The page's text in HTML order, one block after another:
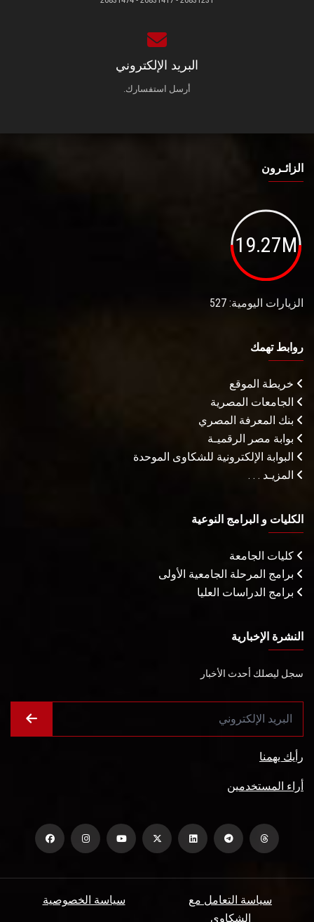
البريد الإلكتروني
أرسل استفسارك.
الزائـرون
19.27M
الزيارات اليومية: 527
روابط تهمك
خريطة الموقع
الجامعات المصرية
بنك المعرفة المصري
بوابة مصر الرقميـة
البوابة الإلكترونية للشكاوى الموحدة
المزيـد . . .
الكليات و البرامج النوعية
كليات الجامعة
برامج المرحلة الجامعية الأولى
برامج الدراسات العليا
النشرة الإخبارية
سجل ليصلك أحدث الأخبار
رأيك يهمنا
أراء المستخدمين
سياسة الخصوصية
سياسة التعامل مع
الشكاوي